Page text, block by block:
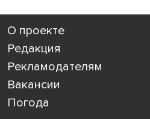
О проекте
Редакция
Рекламодателям
Вакансии
Погода